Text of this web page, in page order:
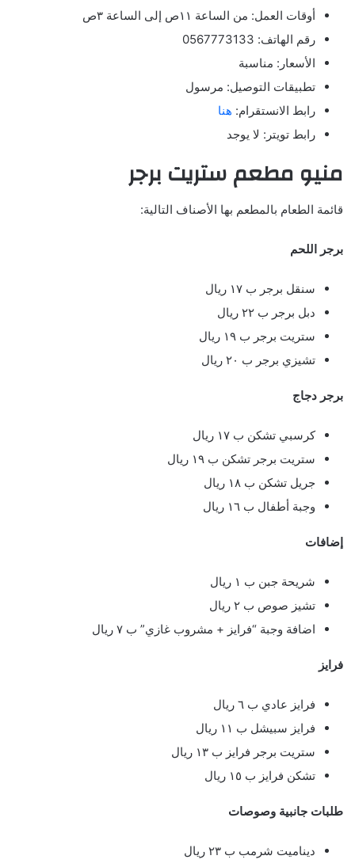
أوقات العمل: من الساعة ١١ص إلى الساعة ٣ص
رقم الهاتف: 0567773133
الأسعار: مناسبة
تطبيقات التوصيل: مرسول
رابط الانستقرام: هنا
رابط تويتر: لا يوجد
منيو مطعم ستريت برجر
قائمة الطعام بالمطعم بها الأصناف التالية:
برجر اللحم
سنقل برجر ب ١٧ ريال
دبل برجر ب ٢٢ ريال
ستريت برجر ب ١٩ ريال
تشيزي برجر ب ٢٠ ريال
برجر دجاج
كرسبي تشكن ب ١٧ ريال
ستريت برجر تشكن ب ١٩ ريال
جريل تشكن ب ١٨ ريال
وجبة أطفال ب ١٦ ريال
إضافات
شريحة جبن ب ١ ريال
تشيز صوص ب ٢ ريال
اضافة وجبة “فرايز + مشروب غازي” ب ٧ ريال
فرايز
فرايز عادي ب ٦ ريال
فرايز سبيشل ب ١١ ريال
ستريت برجر فرايز ب ١٣ ريال
تشكن فرايز ب ١٥ ريال
طلبات جانبية وصوصات
ديناميت شرمب ب ٢٣ ريال